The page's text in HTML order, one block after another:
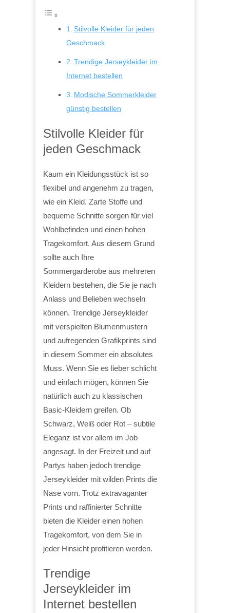
Stilvolle Kleider für jeden
Geschmack
Trendige Jerseykleider im
Internet bestellen
Modische Sommerkleider
günstig bestellen
Stilvolle Kleider für
jeden Geschmack
Kaum ein Kleidungsstück ist so
flexibel und angenehm zu tragen,
wie ein Kleid. Zarte Stoffe und
bequeme Schnitte sorgen für viel
Wohlbefinden und einen hohen
Tragekomfort. Aus diesem Grund
sollte auch Ihre
Sommergarderobe aus mehreren
Kleidern bestehen, die Sie je nach
Anlass und Belieben wechseln
können. Trendige Jerseykleider
mit verspielten Blumenmustern
und aufregenden Grafikprints sind
in diesem Sommer ein absolutes
Muss. Wenn Sie es lieber schlicht
und einfach mögen, können Sie
natürlich auch zu klassischen
Basic-Kleidern greifen. Ob
Schwarz, Weiß oder Rot – subtile
Eleganz ist vor allem im Job
angesagt. In der Freizeit und auf
Partys haben jedoch trendige
Jerseykleider mit wilden Prints die
Nase vorn. Trotz extravaganter
Prints und raffinierter Schnitte
bieten die Kleider einen hohen
Tragekomfort, von dem Sie in
jeder Hinsicht profitieren werden.
Trendige
Jerseykleider im
Internet bestellen